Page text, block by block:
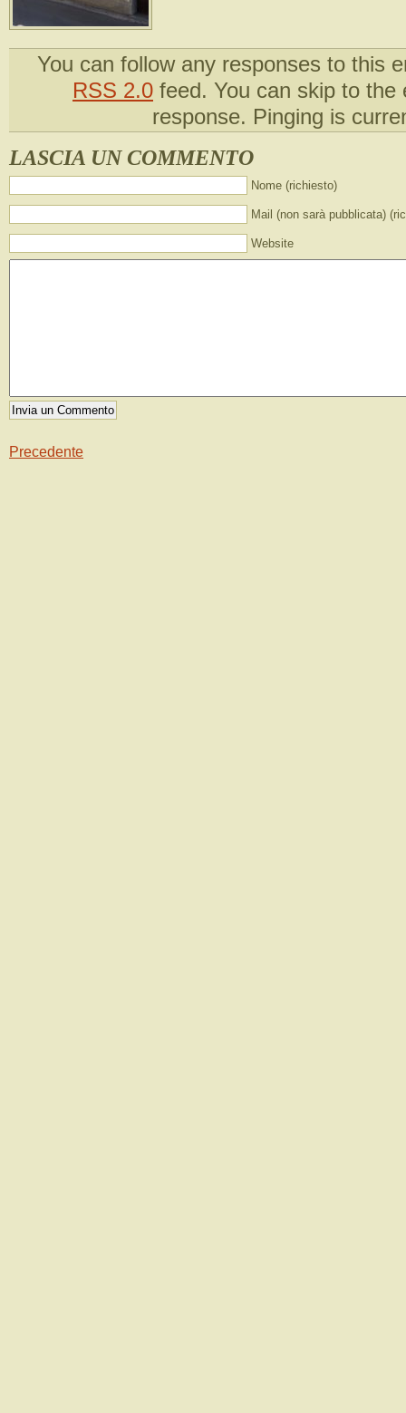
You can follow any responses to this
RSS 2.0 feed. You can skip to the
response. Pinging is
LASCIA UN COMMENTO
Nome (richiesto)
Mail (non sarà pubblicata)
Website
Precedente